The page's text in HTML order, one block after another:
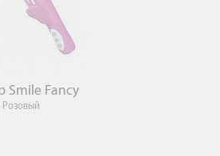
Smile Fancy